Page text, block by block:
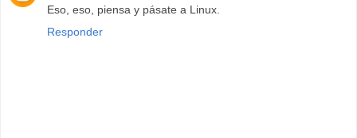
Eso, eso, piensa y pásate a Linux.
Responder